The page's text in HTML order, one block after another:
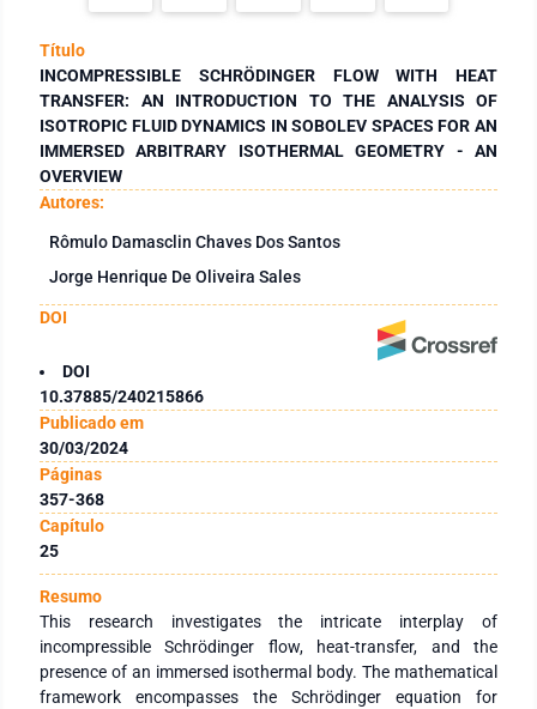
Título
INCOMPRESSIBLE SCHRÖDINGER FLOW WITH HEAT
TRANSFER: AN INTRODUCTION TO THE ANALYSIS OF
ISOTROPIC FLUID DYNAMICS IN SOBOLEV SPACES FOR AN
IMMERSED ARBITRARY ISOTHERMAL GEOMETRY - AN
OVERVIEW
Autores:
Rômulo Damasclin Chaves Dos Santos
Jorge Henrique De Oliveira Sales
DOI
DOI
10.37885/240215866
Publicado em
30/03/2024
Páginas
357-368
Capítulo
25
Resumo
This research investigates the intricate interplay of
incompressible Schrödinger flow, heat-transfer, and the
presence of an immersed isothermal body. The mathematical
framework encompasses the Schrödinger equation for